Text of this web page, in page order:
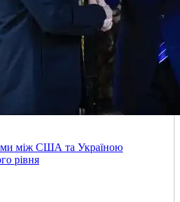
між США та Україною
рівня